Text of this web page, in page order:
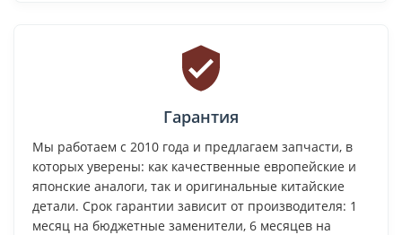
Гарантия
Мы работаем с 2010 года и предлагаем запчасти, в
которых уверены: как качественные европейские и
японские аналоги, так и оригинальные китайские
детали. Срок гарантии зависит от производителя: 1
месяц на бюджетные заменители, 6 месяцев на